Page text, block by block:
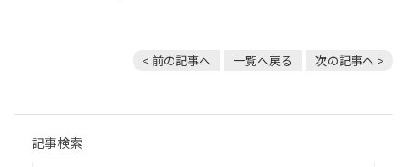
< 前の記事へ 一覧へ戻る 次の記事へ >
記事検索